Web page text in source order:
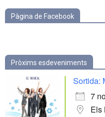
Pàgina de Facebook
Pròxims esdeveniments
Sortida:
7
Els